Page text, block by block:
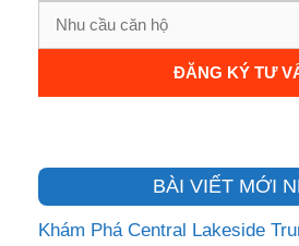
BÀI VIẾT MỚI
Khám Phá Central Lakeside